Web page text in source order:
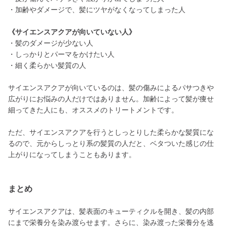
・加齢やダメージで、髪にツヤがなくなってしまった人
《サイエンスアクアが向いていない人》
・髪のダメージが少ない人
・しっかりとパーマをかけたい人
・細く柔らかい髪質の人
サイエンスアクアが向いているのは、髪の傷みによるパサつきや
広がりにお悩みの人だけではありません。加齢によって髪が痩せ
細ってきた人にも、オススメのトリートメントです。
ただ、サイエンスアクアを行うとしっとりした柔らかな髪質にな
るので、元からしっとり系の髪質の人だと、ベタついた感じの仕
上がりになってしまうこともあります。
まとめ
サイエンスアクアは、髪表面のキューティクルを開き、髪の内部
にまで栄養分を染み渡らせます。さらに、染み渡った栄養分を逃